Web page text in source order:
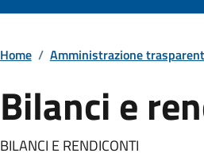
Home / Amministrazione
Bilanci e
BILANCI E RENDICONTI